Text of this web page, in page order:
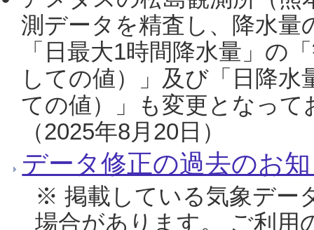
測データを精査し、降水
「日最大1時間降水量」の
しての値）」及び「日降
ての値）」も変更となっ
（2025年8月20日）
データ修正の過去のお
※ 掲載している気象デー
場合があります。 ご利用